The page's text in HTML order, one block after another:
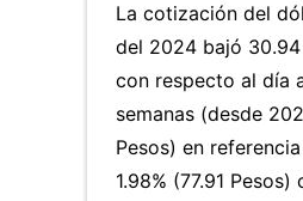
La cotización del
del 2024 bajó 30.94
con respecto al día
semanas (desde
Pesos) en
1.98% (77.91